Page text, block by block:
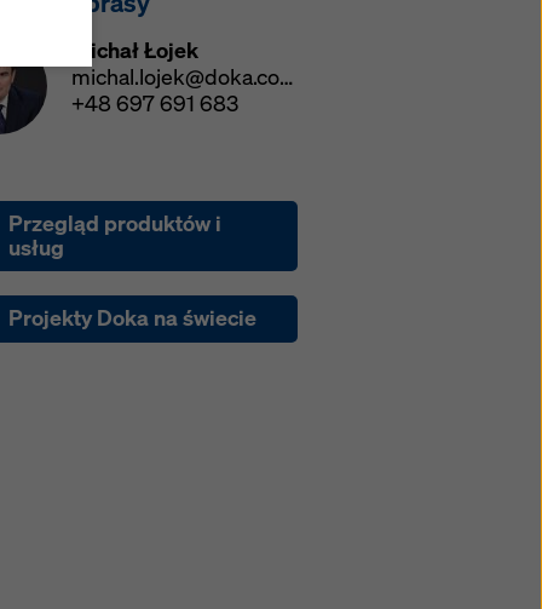
Michał Łojek
michal.lojek@doka.com
+48 697 691 683
Przegląd produktów i
usług
Projekty Doka na świecie
dane
w